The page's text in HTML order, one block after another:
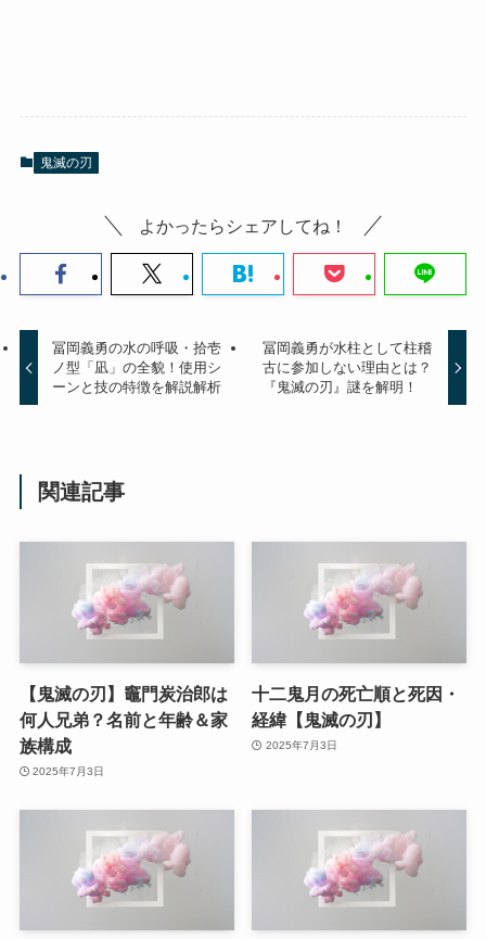
鬼滅の刃
よかったらシェアしてね！
冨岡義勇の水の呼吸・拾壱
ノ型「凪」の全貌！使用シ
ーンと技の特徴を解説解析
冨岡義勇が水柱として柱稽
古に参加しない理由とは？
『鬼滅の刃』謎を解明！
関連記事
【鬼滅の刃】竈門炭治郎は
何人兄弟？名前と年齢＆家
族構成
2025年7月3日
十二鬼月の死亡順と死因・
経緯【鬼滅の刃】
2025年7月3日